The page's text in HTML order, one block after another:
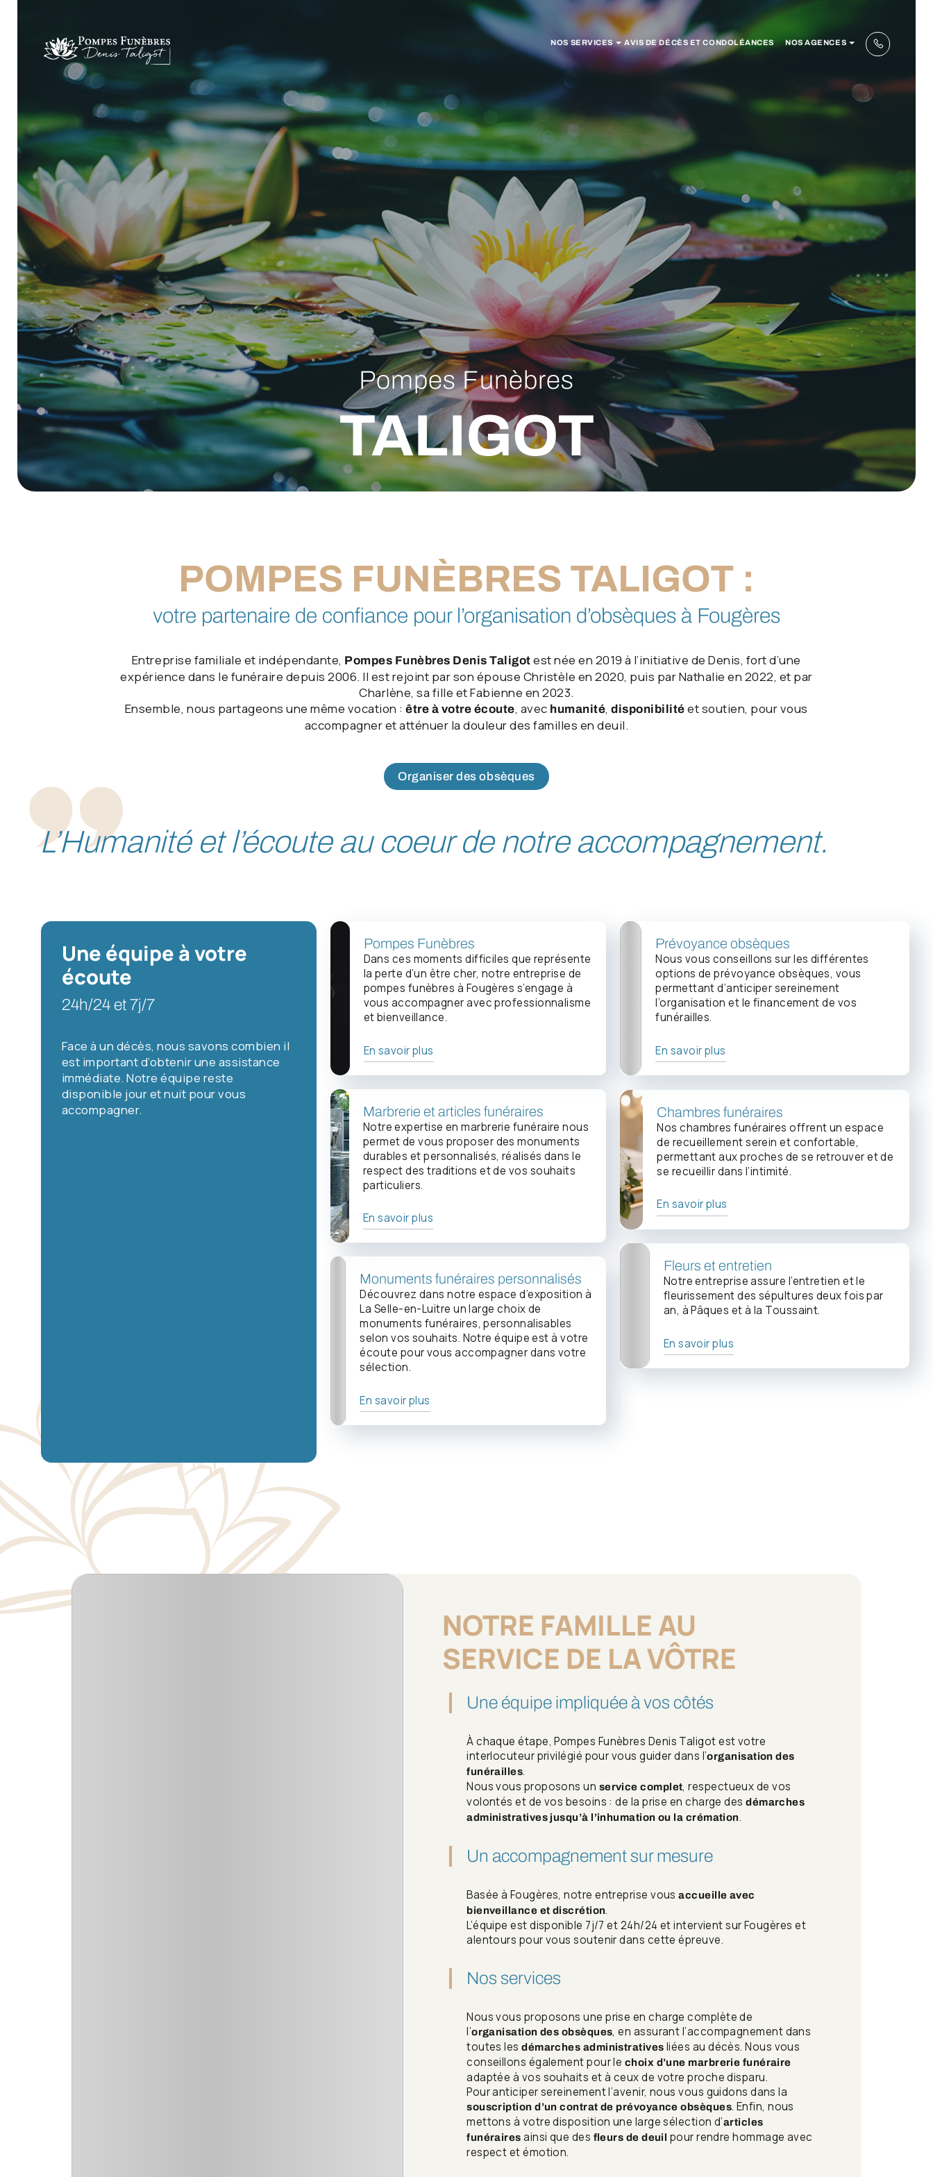
NOS SERVICES AVIS DE DÉCÈS ET CONDOLÉANCES NOS AGENCES
Pompes Funèbres
TALIGOT
POMPES FUNÈBRES TALIGOT :
votre partenaire de confiance pour l’organisation d’obsèques à Fougères
Entreprise familiale et indépendante, Pompes Funèbres Denis Taligot est née en 2019 à l’initiative de Denis, fort d’une
expérience dans le funéraire depuis 2006. Il est rejoint par son épouse Christèle en 2020, puis par Nathalie en 2022, et par
Charlène, sa fille et Fabienne en 2023.
Ensemble, nous partageons une même vocation :être à votre écoute, avec humanité,disponibilité et soutien, pour vous
accompagner et atténuer la douleur des familles en deuil.
Organiser des obsèques
L’Humanité et l’écoute au coeur de notre accompagnement.
Une équipe à votre
écoute
24h/24 et 7j/7
Face à un décès, nous savons combien il
est important d’obtenir une assistance
immédiate. Notre équipe reste
disponible jour et nuit pour vous
accompagner.
Pompes Funèbres
Dans ces moments difficiles que représente
la perte d’un être cher, notre entreprise de
pompes funèbres à Fougères s’engage à
vous accompagner avec professionnalisme
et bienveillance.
En savoir plus
Marbrerie et articles funéraires
Notre expertise en marbrerie funéraire nous
permet de vous proposer des monuments
durables et personnalisés, réalisés dans le
respect des traditions et de vos souhaits
particuliers.
En savoir plus
Monuments funéraires personnalisés
Découvrez dans notre espace d’exposition à
La Selle-en-Luitre un large choix de
monuments funéraires, personnalisables
selon vos souhaits. Notre équipe est à votre
écoute pour vous accompagner dans votre
sélection.
En savoir plus
Prévoyance obsèques
Nous vous conseillons sur les différentes
options de prévoyance obsèques, vous
permettant d’anticiper sereinement
l’organisation et le financement de vos
funérailles.
En savoir plus
Chambres funéraires
Nos chambres funéraires offrent un espace
de recueillement serein et confortable,
permettant aux proches de se retrouver et de
se recueillir dans l’intimité.
En savoir plus
Fleurs et entretien
Notre entreprise assure l’entretien et le
fleurissement des sépultures deux fois par
an, à Pâques et à la Toussaint.
En savoir plus
NOTRE FAMILLE AU
SERVICE DE LA VÔTRE
Une équipe impliquée à vos côtés
À chaque étape, Pompes Funèbres Denis Taligot est votre
interlocuteur privilégié pour vous guider dans l’organisation des
funérailles.
Nous vous proposons un service complet, respectueux de vos
volontés et de vos besoins : de la prise en charge des démarches
administratives jusqu’à l’inhumation ou la crémation.
Un accompagnement sur mesure
Basée à Fougères, notre entreprise vousaccueille avec
bienveillance et discrétion.
L’équipe est disponible 7j/7 et 24h/24 et intervient sur Fougères et
alentours pour vous soutenir dans cette épreuve.
Nos services
Nous vous proposons une prise en charge complète de
l’organisation des obsèques, en assurant l’accompagnement dans
toutes lesdémarches administratives liées au décès. Nous vous
conseillons également pour le choix d’une marbrerie funéraire
adaptée à vos souhaits et à ceux de votre proche disparu.
Pour anticiper sereinement l’avenir, nous vous guidons dans la
souscription d’un contrat de prévoyance obsèques. Enfin, nous
mettons à votre disposition une large sélection d’articles
funéraires ainsi que des fleurs de deuil pour rendre hommage avec
respect et émotion.